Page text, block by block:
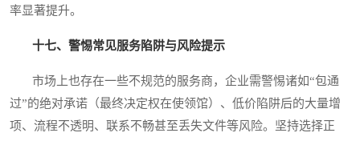
率显著提升。
十七、警惕常见服务陷阱与风险提示
市场上也存在一些不规范的服务商，企业需警惕诸如“包通
过”的绝对承诺（最终决定权在使领馆）、低价陷阱后的大量增
项、流程不透明、联系不畅甚至丢失文件等风险。坚持选择正